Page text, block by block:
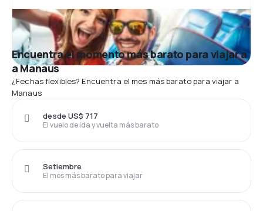
Encuentra el momento más barato para viajar a
a Manaus
¿Fechas flexibles? Encuentra el mes más barato para viajar a
Manaus
El vuelo de ida y vuelta más barato
desde US$ 717
El mes más barato para viajar
Setiembre